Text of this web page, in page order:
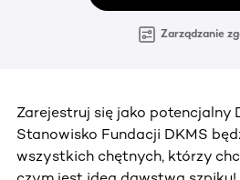
Zarządzanie
Zarejestruj się jako potencjalny
Stanowisko Fundacji DKMS
wszystkich chętnych, którzy